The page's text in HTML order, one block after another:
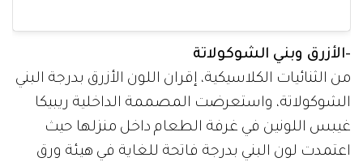
-الأزرق وبني الشوكولاتة
من الثنائيات الكلاسيكية، إقران اللون الأزرق بدرجة البني
الشوكولاتة، واستعرضت المصممة الداخلية ريبيكا
غيبس اللونين في غرفة الطعام داخل منزلها حيث
اعتمدت لون البني بدرجة فاتحة للغاية في هيئة ورق